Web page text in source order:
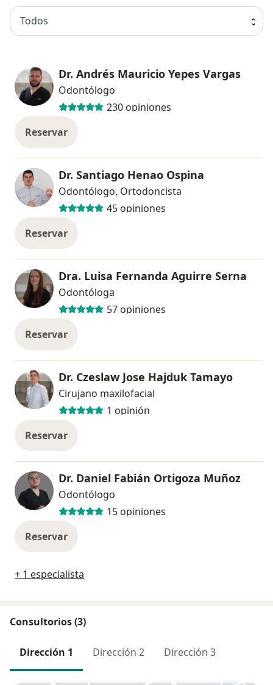
Todos
Dr. Andrés Mauricio Yepes Vargas
Odontólogo
230 opiniones
Reservar
Dr. Santiago Henao Ospina
Odontólogo, Ortodoncista
45 opiniones
Reservar
Dra. Luisa Fernanda Aguirre Serna
Odontóloga
57 opiniones
Reservar
Dr. Czeslaw Jose Hajduk Tamayo
Cirujano maxilofacial
1 opinión
Reservar
Dr. Daniel Fabián Ortigoza Muñoz
Odontólogo
15 opiniones
Reservar
+ 1 especialista
Consultorios (3)
Dirección 1 Dirección 2 Dirección 3